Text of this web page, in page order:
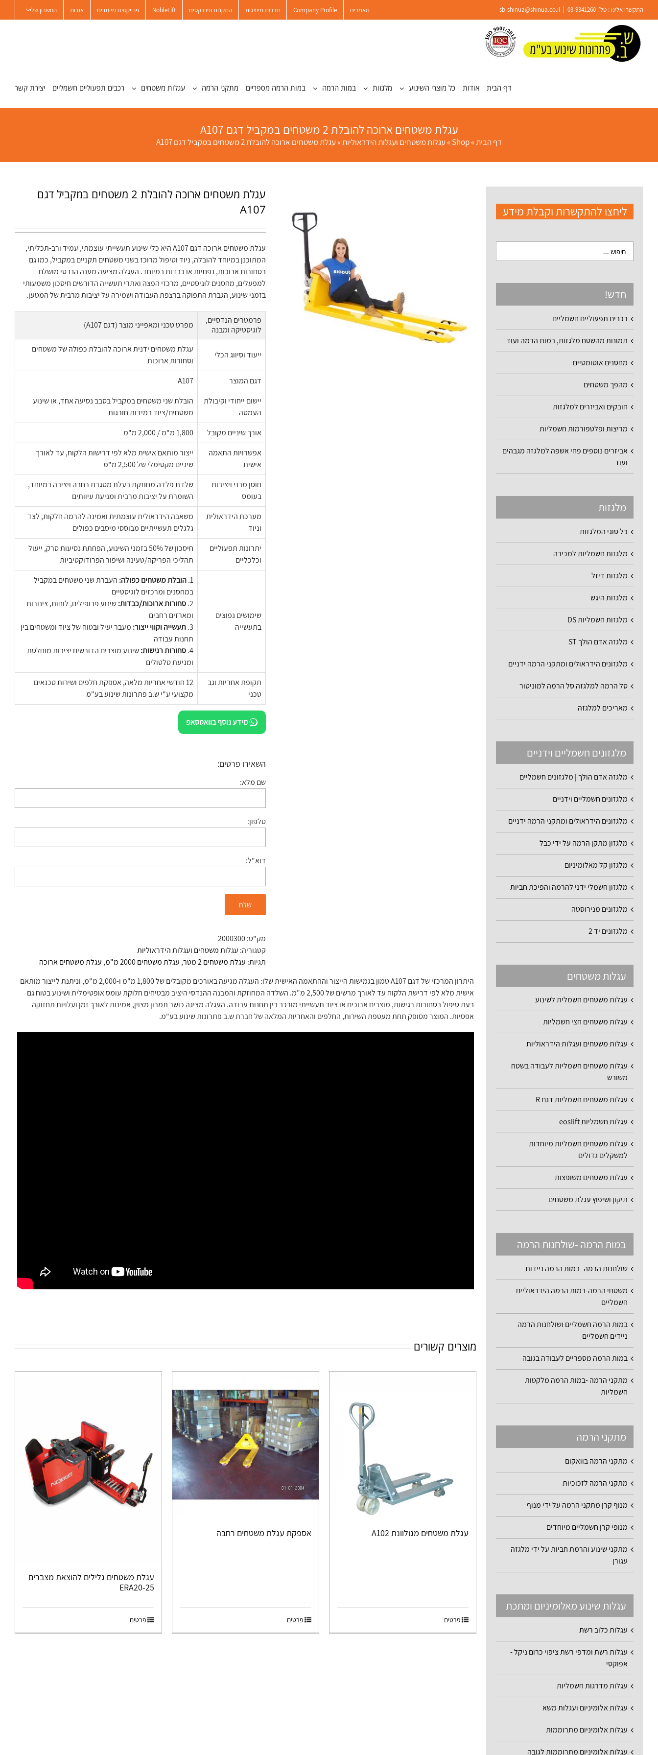
פתח סרגל נגישות
content
התקשרו אלינו : טל': 03-9341260
sb-shinua@shinua.co.il מאמרים Company Profile חברות מיוצגות התקנות ופרויקטים NobleLift פרויקטים מיוחדים אודות החשבון שלי
דף הבית אודות כל מוצרי השינוע מלגזות במות הרמה במות הרמה מספריים מתקני הרמה עגלות משטחים רכבים תפעוליים חשמליים יצירת קשר
עגלת משטחים ארוכה להובלת 2 משטחים במקביל דגם A107
דף הבית»
Shop
»עגלות משטחים ועגלות הידראוליות»עגלת משטחים ארוכה להובלת 2 משטחים במקביל דגם A107
עגלת משטחים ארוכה להובלת 2 משטחים במקביל דגם
A107
עגלת משטחים ארוכה דגם A107 היא כלי שינוע תעשייתי עוצמתי, עמיד ורב-תכליתי,
המתוכנן במיוחד להובלה, ניוד וטיפול מרוכז בשני משטחים תקניים במקביל, כמו גם
בסחורות ארוכות, נפחיות או כבדות במיוחד. העגלה מציעה מענה הנדסי מושלם
למפעלים, מחסנים לוגיסטיים, מרכזי הפצה ואתרי תעשייה הדורשים חיסכון משמעותי
בזמני שינוע, הגברת התפוקה ברצפת העבודה ושמירה על יציבות מרבית של המטען.
פרמטרים הנדסיים,
לוגיסטיקה ומבנה
מפרט טכני ומאפייני מוצר (דגם A107)
ייעוד וסיווג הכלי
עגלת משטחים ידנית ארוכה להובלת כפולה של משטחים
וסחורות ארוכות
דגם המוצר
A107
יישום ייחודי וקיבולת
העמסה
הובלת שני משטחים במקביל בסבב נסיעה אחד, או שינוע
משטחים/ציוד במידות חורגות
אורך שיניים מקובל
1,800 מ"מ / 2,000 מ"מ
אפשרויות התאמה
אישית
ייצור מותאם אישית מלא לפי דרישות הלקוח, עד לאורך
שיניים מקסימלי של 2,500 מ"מ
חוסן מבני ויציבות
בעומס
שלדת פלדה מחוזקת בעלת מסגרת רחבה ויציבה במיוחד,
השומרת על יציבות מרבית ומניעת עיוותים
מערכת הידראולית
וניוד
משאבה הידראולית עוצמתית ואמינה להרמה חלקות, לצד
גלגלים תעשייתיים מבוססי מיסבים כפולים
יתרונות תפעוליים
וכלכליים
חיסכון של 50% בזמני השינוע, הפחתת נסיעות סרק, ייעול
תהליכי הפריקה/טעינה ושיפור הפרודוקטיביות
שימושים נפוצים
בתעשייה
1. הובלת משטחים כפולה: העברת שני משטחים במקביל
במחסנים ומרכזים לוגיסטיים
2. סחורות ארוכות/כבדות:שינוע פרופילים, לוחות, צינורות
ומארזים רחבים
3. תעשייה וקווי ייצור: מעבר יעיל ובטוח של ציוד ומשטחים בין
תחנות עבודה
4. סחורות רגישות:שינוע מוצרים הדורשים יציבות מוחלטת
ומניעת טלטולים
תקופת אחריות וגב
טכני
12 חודשי אחריות מלאה, אספקת חלפים ושירות טכנאים
מקצועי ע"י ש.ב פתרונות שינוע בע"מ
מידע נוסף בוואטסאפ
השאירו פרטים:
שם מלא:
טלפון:
דוא"ל:
מק"ט:2000300
קטגוריה: עגלות משטחים ועגלות הידראוליות
תגיות: עגלת משטחים 2 מטר , עגלת משטחים 2000 מ"מ , עגלת משטחים ארוכה
היתרון המרכזי של דגם A107 טמון בגמישות הייצור וההתאמה האישית שלו: העגלה מגיעה באורכים מקובלים של 1,800 מ"מ ו-2,000 מ"מ, וניתנת לייצור מותאם
אישית מלא לפי דרישת הלקוח עד לאורך מרשים של 2,500 מ"מ. השלדה המחוזקת והמבנה ההנדסי היציב מבטיחים חלוקת עומס אופטימלית ושינוע בטוח גם
בעת טיפול בסחורות רגישות, מוצרים ארוכים או ציוד תעשייתי מורכב בין תחנות עבודה. העגלה מציגה כושר תמרון מצוין, אמינות לאורך זמן ועלויות תחזוקה
אפסיות. המוצר מסופק תחת מעטפת השירות, החלפים והאחריות המלאה של חברת ש.ב פתרונות שינוע בע"מ.
מוצרים קשורים
עגלת משטחים מגולוונת A102
פרטים
אספקת עגלת משטחים רחבה
פרטים
עגלת משטחים גלילים להוצאת מצברים
ERA20-25
פרטים
ליחצו להתקשרות וקבלת מידע
חדש!
רכבים תפעוליים חשמליים
תמונות מהשטח מלגזות, במות הרמה ועוד
מחסנים אוטומטיים
מהפך משטחים
חובקים ואביזרים למלגזות
מריצות ופלטפורמות חשמליות
אביזרים נוספים פחי אשפה למלגזה מגבהים
ועוד
מלגזות
כל סוגי המלגזות
מלגזות חשמליות למכירה
מלגזות דיזל
מלגזות היגש
מלגזות חשמליות DS
מלגזה אדם הולך ST
מלגזונים הידראולים ומתקני הרמה ידניים
סל הרמה למלגזה סל הרמה למוניטור
מאריכים למלגזה
מלגזונים חשמליים וידניים
מלגזה אדם הולך | מלגזונים חשמליים
מלגזונים חשמליים וידניים
מלגזונים הידראולים ומתקני הרמה ידניים
מלגזון מתקן הרמה על ידי כבל
מלגזון קל מאלומיניום
מלגזון חשמלי ידני להרמה והפיכת חביות
מלגזונים מנירוסטה
מלגזונים יד 2
עגלות משטחים
עגלות משטחים חשמלית לשינוע
עגלות משטחים חצי חשמליות
עגלות משטחים ועגלות הידראוליות
עגלות משטחים חשמליות לעבודה בשטח
משובש
עגלות משטחים חשמליות דגם R
עגלות חשמליות eoslift
עגלות משטחים חשמליות מיוחדות
למשקלים גדולים
עגלות משטחים משופצות
תיקון ושיפוץ עגלת משטחים
במות הרמה -שולחנות הרמה
שולחנות הרמה- במות הרמה ניידות
משטחי הרמה-במות הרמה הידראוליים
חשמליים
במות הרמה חשמליים ושולחנות הרמה
ניידים חשמליים
במות הרמה מספריים לעבודה בגובה
מתקני הרמה -במות הרמה מלקטות
חשמליות
מתקני הרמה
מתקני הרמה בוואקום
מתקני הרמה לזכוכיות
מנוף קרן מתקני הרמה על ידי מנוף
מנופי קרן חשמליים מיוחדים
מתקני שינוע והרמת חביות על ידי מלגזה
עגורן
עגלות שינוע מאלומיניום ומתכת
עגלות כלוב רשת
עגלות רשת ומדפי רשת ציפוי כרום ניקל -
אפוקסי
עגלות מדרגות חשמליות
עגלות אלומיניום ועגלות משא
עגלות אלומיניום מתרוממות
עגלות אלומיניום מתרוממות לגובה